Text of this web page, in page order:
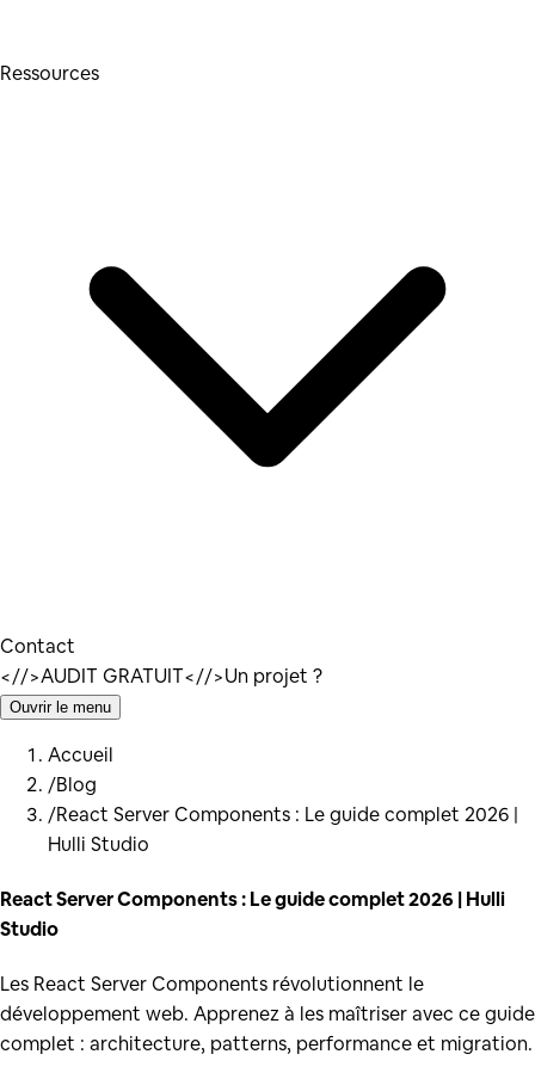
Ressources
Contact
<//>AUDIT GRATUIT<//>Un projet ?
Ouvrir le menu
Accueil
/Blog
/React Server Components : Le guide complet 2026 |
Hulli Studio
React Server Components : Le guide complet 2026 | Hulli
Studio
Les React Server Components révolutionnent le
développement web. Apprenez à les maîtriser avec ce guide
complet : architecture, patterns, performance et migration.